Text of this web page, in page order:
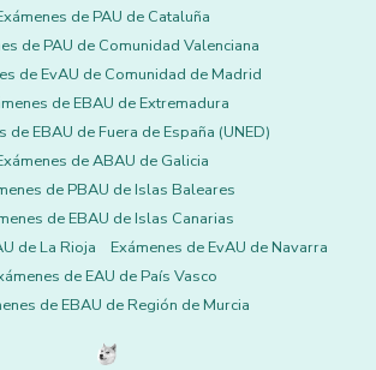
de PAU de Cataluña
de PAU de Comunidad Valenciana
de EvAU de Comunidad de Madrid
de EBAU de Extremadura
de EBAU de Fuera de España (UNED)
de ABAU de Galicia
de PBAU de Islas Baleares
de EBAU de Islas Canarias
de La Rioja
Exámenes de EvAU de Navarra
de EAU de País Vasco
de EBAU de Región de Murcia